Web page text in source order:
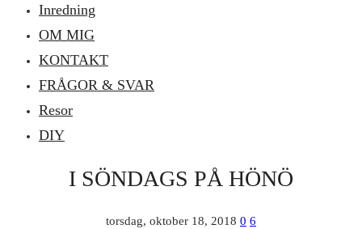
Inredning
OM MIG
KONTAKT
FRÅGOR & SVAR
Resor
DIY
I SÖNDAGS PÅ HÖNÖ
torsdag, oktober 18, 2018 0 6